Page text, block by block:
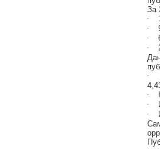
За
·
·
·
·
·
·
·
·